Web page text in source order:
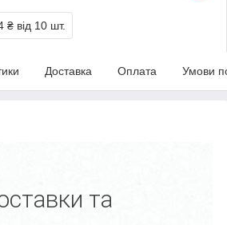
₴ від 10 шт.
Доставка Оплата Умови
та